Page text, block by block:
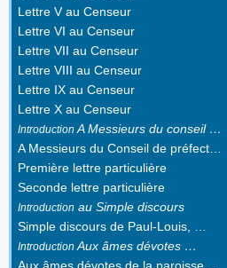
Lettre V au Censeur
Lettre VI au Censeur
Lettre VII au Censeur
Lettre VIII au Censeur
Lettre IX au Censeur
Lettre X au Censeur
Introduction A Messieurs du conseil …
A Messieurs du Conseil de préfect…
Première lettre particulière
Seconde lettre particulière
Introduction au Simple discours
Simple discours de Paul-Louis, …
Introduction Aux âmes dévotes …